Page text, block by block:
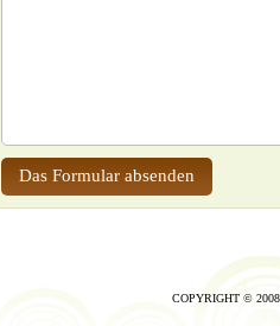
COPYRIGHT ©